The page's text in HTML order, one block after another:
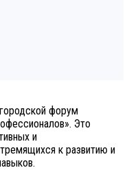
форум
Это
и
к развитию и